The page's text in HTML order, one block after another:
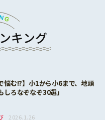
キング
悩む!?】小1から小6まで、地頭
しろなぞなぞ30選」
2026.1.26